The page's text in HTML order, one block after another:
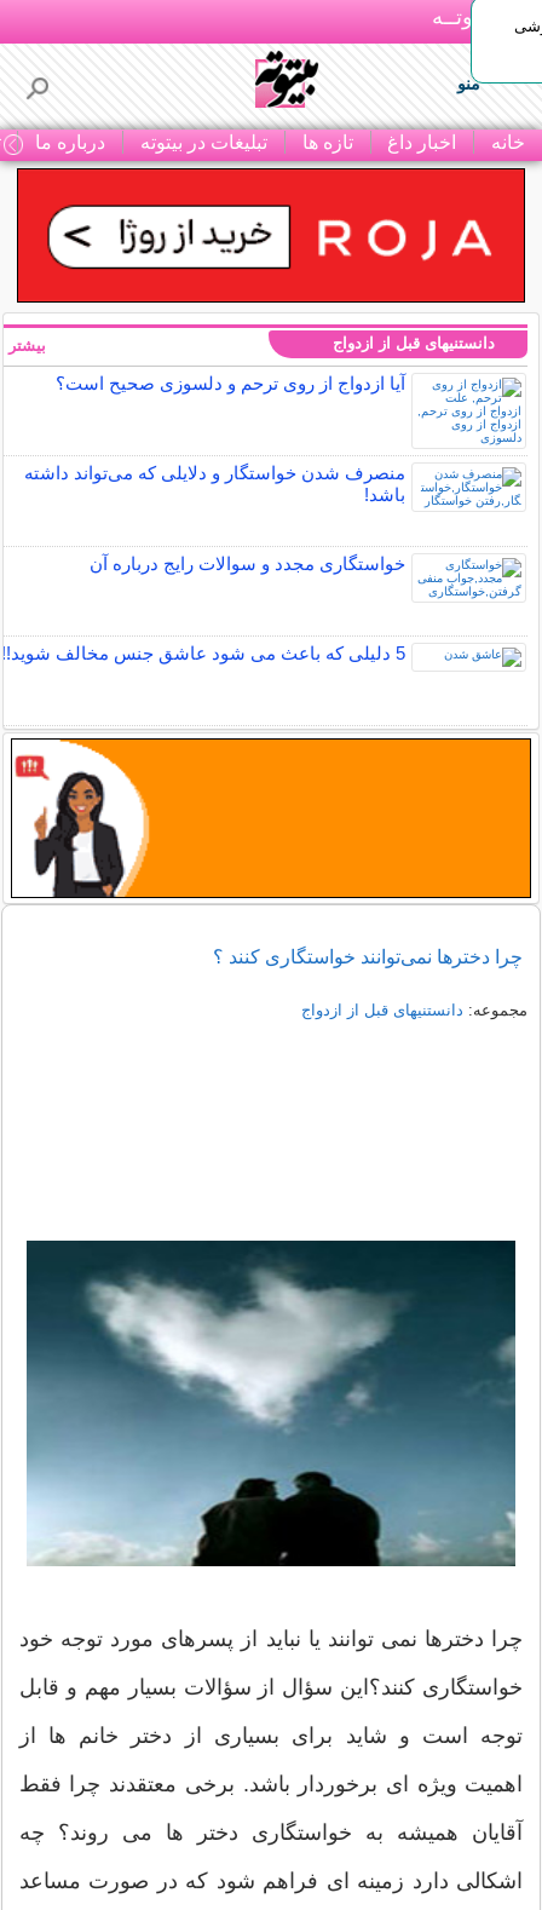
بـیتوتــه
منو
خانه اخبار داغ تازه ها تبلیغات در بیتوته درباره ما
دانستنیهای قبل از ازدواج
آیا ازدواج از روی ترحم و دلسوزی صحیح است؟
منصرف شدن خواستگار و دلایلی که می‌تواند داشته
باشد!
خواستگاری مجدد و سوالات رایج درباره آن
5 دلیلی که باعث می شود عاشق جنس مخالف شوید!!
بیشتر
چرا دخترها نمی‌توانند خواستگاری کنند ؟
مجموعه: دانستنیهای قبل از ازدواج
چرا دخترها نمی توانند یا نباید از پسرهای مورد توجه خود
خواستگاری کنند؟این سؤال از سؤالات بسیار مهم و قابل
توجه است و شاید برای بسیاری از دختر خانم ها از
اهمیت ویژه ای برخوردار باشد. برخی معتقدند چرا فقط
آقایان همیشه به خواستگاری دختر ها می روند؟ چه
اشکالی دارد زمینه ای فراهم شود که در صورت مساعد